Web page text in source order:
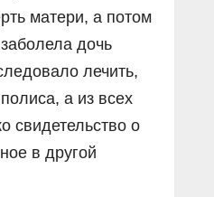
матери, а потом
дочь
лечить,
а из всех
свидетельство о
в другой